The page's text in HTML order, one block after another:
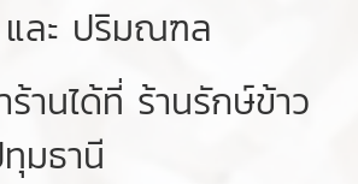
ละ ปริมณฑล
านได้ที่ ร้านรักษ์ข้าว
มธานี